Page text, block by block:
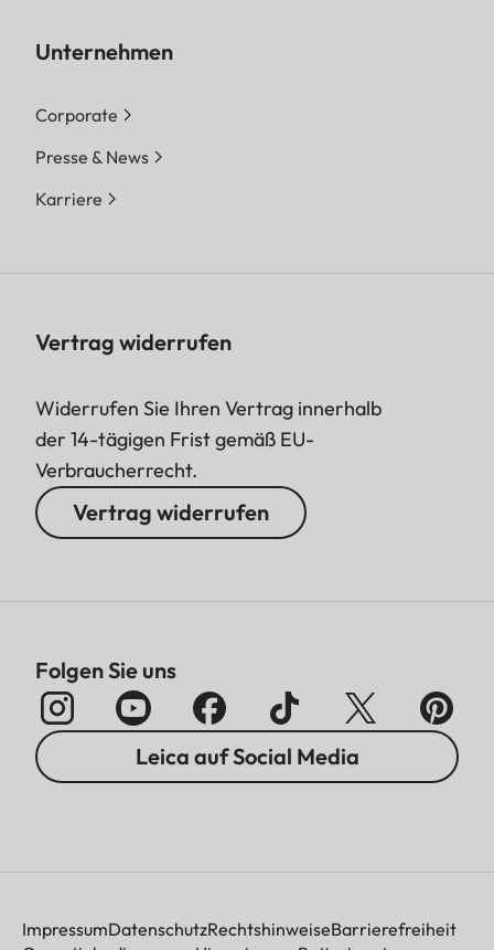
Unternehmen
Corporate
Presse & News
Karriere
Vertrag widerrufen
Widerrufen Sie Ihren Vertrag innerhalb
der 14-tägigen Frist gemäß EU-
Verbraucherrecht.
Vertrag widerrufen
Folgen Sie uns
Leica auf Social Media
ImpressumDatenschutzRechtshinweiseBarrierefreiheit